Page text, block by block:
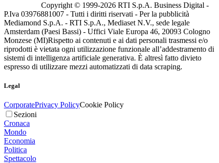
Copyright © 1999-2026 RTI S.p.A. Business Digital -
P.Iva 03976881007 - Tutti i diritti riservati - Per la pubblicità
Mediamond S.p.A. - RTI S.p.A., Mediaset N.V., sede legale
Amsterdam (Paesi Bassi) - Uffici Viale Europa 46, 20093 Cologno
Monzese (MI)Rispetto ai contenuti e ai dati personali trasmessi e/o
riprodotti è vietata ogni utilizzazione funzionale all’addestramento di
sistemi di intelligenza artificiale generativa. È altresì fatto divieto
espresso di utilizzare mezzi automatizzati di data scraping.
Legal
CorporatePrivacy PolicyCookie Policy
Sezioni
Cronaca
Mondo
Economia
Politica
Spettacolo